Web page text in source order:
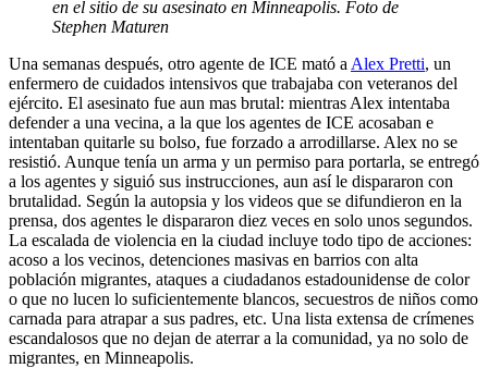
en el sitio de su asesinato en Minneapolis. Foto de
Stephen Maturen
Una semanas después, otro agente de ICE mató a Alex Pretti, un
enfermero de cuidados intensivos que trabajaba con veteranos del
ejército. El asesinato fue aun mas brutal: mientras Alex intentaba
defender a una vecina, a la que los agentes de ICE acosaban e
intentaban quitarle su bolso, fue forzado a arrodillarse. Alex no se
resistió. Aunque tenía un arma y un permiso para portarla, se entregó
a los agentes y siguió sus instrucciones, aun así le dispararon con
brutalidad. Según la autopsia y los videos que se difundieron en la
prensa, dos agentes le dispararon diez veces en solo unos segundos.
La escalada de violencia en la ciudad incluye todo tipo de acciones:
acoso a los vecinos, detenciones masivas en barrios con alta
población migrantes, ataques a ciudadanos estadounidense de color
o que no lucen lo suficientemente blancos, secuestros de niños como
carnada para atrapar a sus padres, etc. Una lista extensa de crímenes
escandalosos que no dejan de aterrar a la comunidad, ya no solo de
migrantes, en Minneapolis.